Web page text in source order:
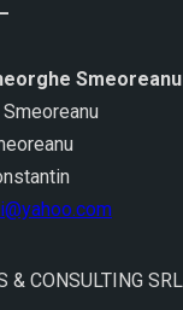
Smeoreanu
& CONSULTING SRL